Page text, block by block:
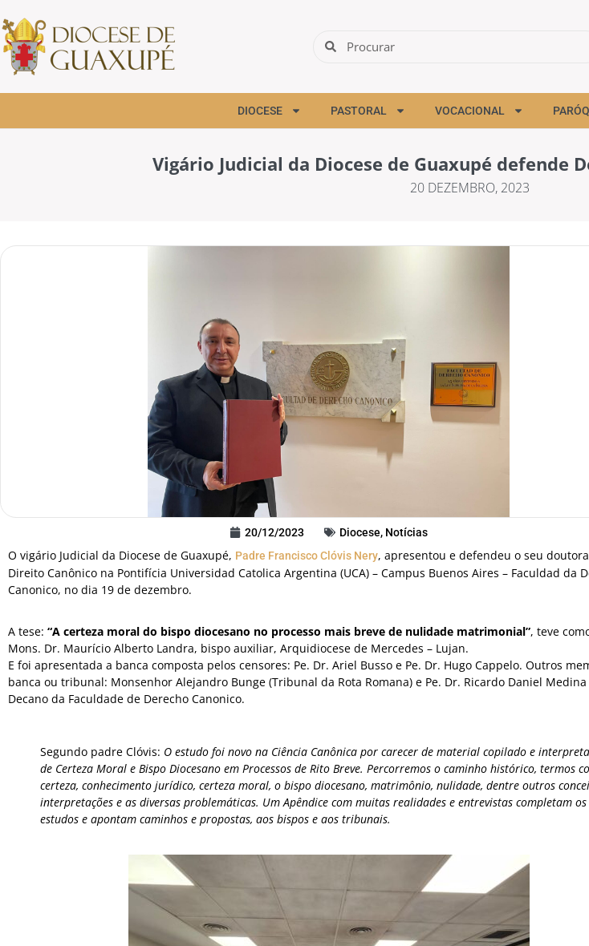
DIOCESE PASTORAL VOCACIONAL
Vigário Judicial da Diocese de Guaxupé defende
20 DEZEMBRO, 2023
20/12/2023 Diocese, Notícias
O vigário Judicial da Diocese de Guaxupé, Padre Francisco Clóvis Nery, apresentou e defendeu o seu
Direito Canônico na Pontifícia Universidad Catolica Argentina (UCA) – Campus Buenos Aires – Faculdad da
Canonico, no dia 19 de dezembro.
A tese: “A certeza moral do bispo diocesano no processo mais breve de nulidade matrimonial”, teve
Mons. Dr. Maurício Alberto Landra, bispo auxiliar, Arquidiocese de Mercedes – Lujan.
E foi apresentada a banca composta pelos censores: Pe. Dr. Ariel Busso e Pe. Dr. Hugo Cappelo. Outros
banca ou tribunal: Monsenhor Alejandro Bunge (Tribunal da Rota Romana) e Pe. Dr. Ricardo Daniel Medina
Decano da Faculdade de Derecho Canonico.
Segundo padre Clóvis: O estudo foi novo na Ciência Canônica por carecer de material copilado e
de Certeza Moral e Bispo Diocesano em Processos de Rito Breve. Percorremos o caminho histórico, termos
certeza, conhecimento jurídico, certeza moral, o bispo diocesano, matrimônio, nulidade, dentre outros
interpretações e as diversas problemáticas. Um Apêndice com muitas realidades e entrevistas completam os
estudos e apontam caminhos e propostas, aos bispos e aos tribunais.